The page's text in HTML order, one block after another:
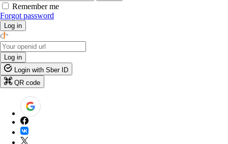
Remember me
Forgot password
Log in
Log in
Login with Sber ID
QR code